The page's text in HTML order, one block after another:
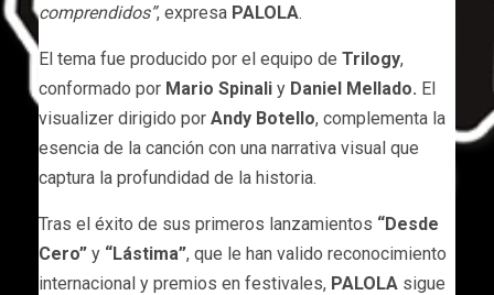
comprendidos”, expresa PALOLA.
El tema fue producido por el equipo de Trilogy,
conformado por Mario Spinali y Daniel Mellado. El
visualizer dirigido por Andy Botello, complementa la
esencia de la canción con una narrativa visual que
captura la profundidad de la historia.
Tras el éxito de sus primeros lanzamientos “Desde
Cero” y “Lástima”, que le han valido reconocimiento
internacional y premios en festivales, PALOLA sigue